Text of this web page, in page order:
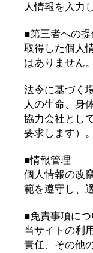
人情報を入力
■第三者への
取得した個人
はありません
法令に基づく
人の生命、身
協力会社とし
要求します）。
■情報管理
個人情報の改
範を遵守し、
■免責事項につ
当サイトの利
責任、その他